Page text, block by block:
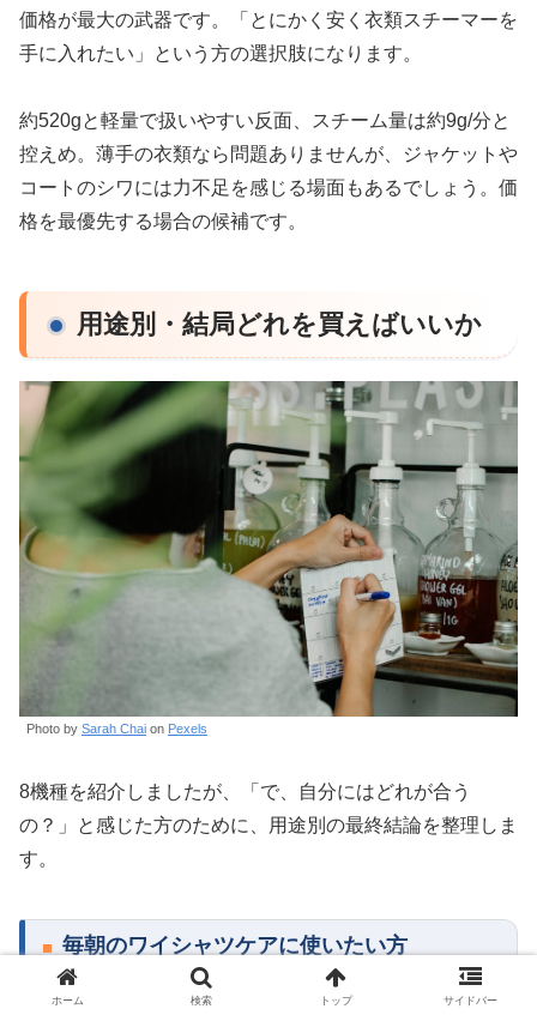
価格が最大の武器です。「とにかく安く衣類スチーマーを
手に入れたい」という方の選択肢になります。
約520gと軽量で扱いやすい反面、スチーム量は約9g/分と
控えめ。薄手の衣類なら問題ありませんが、ジャケットや
コートのシワには力不足を感じる場面もあるでしょう。価
格を最優先する場合の候補です。
用途別・結局どれを買えばいいか
Photo by Sarah Chai on Pexels
8機種を紹介しましたが、「で、自分にはどれが合う
の？」と感じた方のために、用途別の最終結論を整理しま
す。
毎朝のワイシャツケアに使いたい方
パナソニック NI-FS7A0（約12,000円） 一択です。19
ホーム 検索 トップ サイドバー